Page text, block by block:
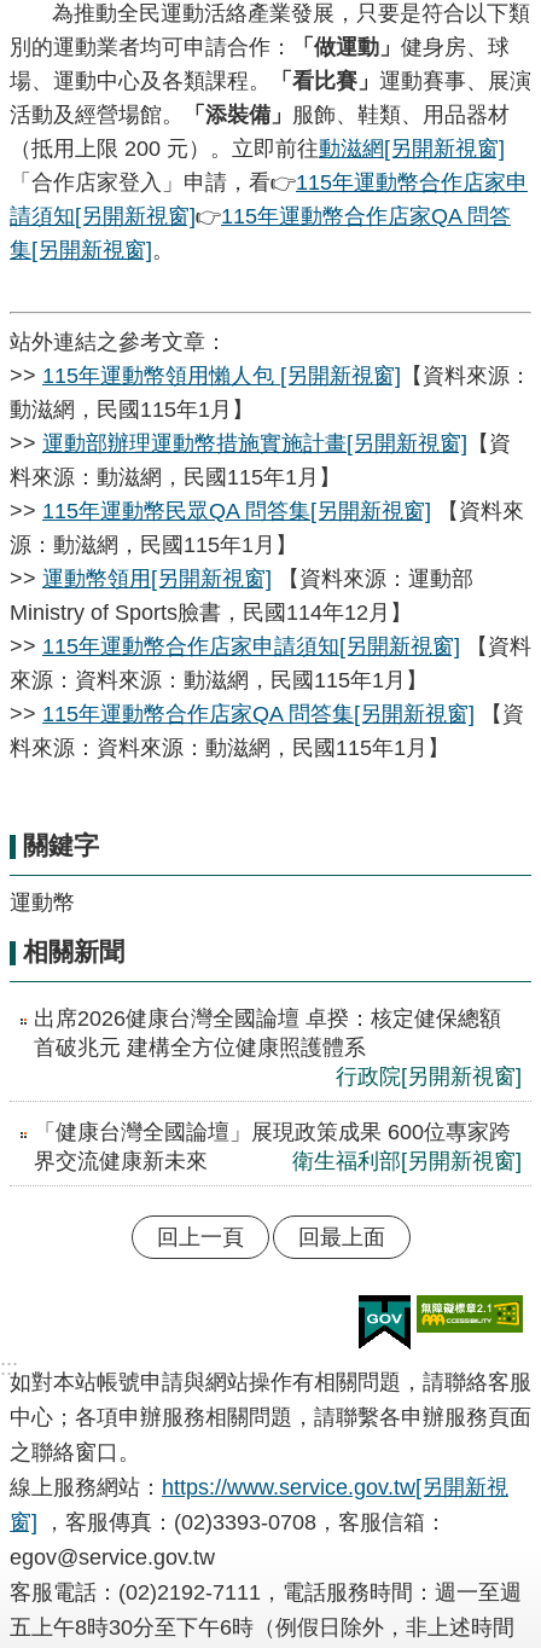
為推動全民運動活絡產業發展，只要是符合以下類
別的運動業者均可申請合作：
「 做運動」 健身房、球
場、運動中心及各類課程。
「 看比賽 」 運動賽事、展演
活動及經營場館。
「 添裝備 」 服飾、鞋類、用品器材
（抵用上限 200 元）。立即前往動滋網 [另開新視窗]
「合作店家登入」申請，看👉115年運動幣合作店家申
請須知[另開新視窗]👉115年運動幣合作店家QA 問答
集[另開新視窗]。
站外連結之參考文章：
>> 115年運動幣領用懶人包 [另開新視窗] 【資料來源：
動滋網，民國115年1月】
>> 運動部辦理運動幣措施實施計畫[另開新視窗] 【資
料來源：動滋網，民國115年1月】
>> 115年運動幣民眾QA 問答集[另開新視窗] 【資料來
源：動滋網，民國115年1月】
>> 運動幣領用 [另開新視窗] 【資料來源：運動部
Ministry of Sports臉書，民國114年12月】
>> 115年運動幣合作店家申請須知[另開新視窗] 【資料
來源：資料來源：動滋網，民國115年1月】
>> 115年運動幣合作店家QA 問答集[另開新視窗] 【資
料來源：資料來源：動滋網，民國115年1月】
關鍵字
運動幣
相關新聞
出席2026健康台灣全國論壇 卓揆：核定健保總額
首破兆元 建構全方位健康照護體系
行政院[另開新視窗]
「健康台灣全國論壇」展現政策成果 600位專家跨
界交流健康新未來
衛生福利部[另開新視窗]
回上一頁 回最上面
:::
如對本站帳號申請與網站操作有相關問題，請聯絡客服
中心；各項申辦服務相關問題，請聯繫各申辦服務頁面
之聯絡窗口。
線上服務網站： https://www.service.gov.tw[另開新視
窗] ，客服傳真：(02)3393-0708，客服信箱：
egov@service.gov.tw
客服電話：(02)2192-7111，電話服務時間：週一至週
五上午8時30分至下午6時（例假日除外，非上述時間